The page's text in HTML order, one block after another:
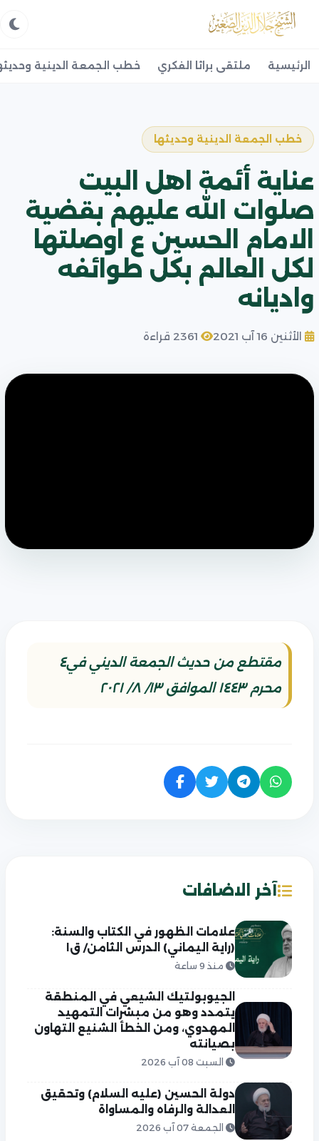
الرئيسية ملتقى براثا الفكري خطب الجمعة الدينية
خطب الجمعة الدينية وحديثها
عناية أئمة اهل البيت
صلوات الله عليهم بقضية
الامام الحسين ع اوصلتها
لكل العالم بكل طوائفه
واديانه
الأثنين 16 آب 2021
مقتطع من حديث الجمعة الديني في٤
محرم ١٤٤٣ الموافق ١٣/ ٨/ ٢٠٢١
آخر الاضافات
علامات الظهور في الكتاب والسنة:
(راية اليماني) الدرس الثامن/ ق١
منذ 9 ساعة
الجيوبولتيك الشيعي في المنطقة
يتمدد وهو من مبشرات التمهيد
المهدوي، ومن الخطأ الشنيع التهاون
بصيانته
السبت 08 آب 2026
دولة الحسين (عليه السلام) وتحقيق
العدالة والرفاه والمساواة
الجمعة 07 آب 2026